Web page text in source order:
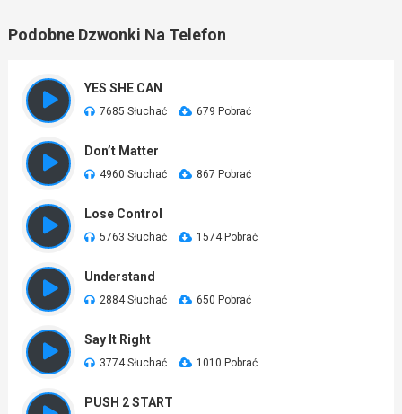
Podobne Dzwonki Na Telefon
YES SHE CAN
7685 Słuchać 679 Pobrać
Don’t Matter
4960 Słuchać 867 Pobrać
Lose Control
5763 Słuchać 1574 Pobrać
Understand
2884 Słuchać 650 Pobrać
Say It Right
3774 Słuchać 1010 Pobrać
PUSH 2 START